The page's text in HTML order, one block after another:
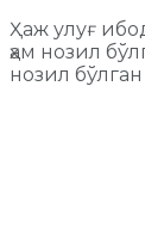
Ҳаж улуғ
ҳам нозил
нозил бўлган